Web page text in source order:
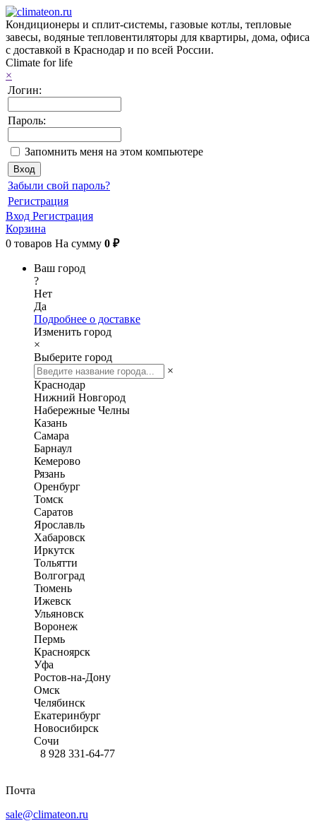
Кондиционеры и сплит-системы, газовые котлы, тепловые
завесы, водяные тепловентиляторы для квартиры, дома, офиса
с доставкой в Краснодар и по всей России.
Climate for life
×
Логин:
Пароль:
Запомнить меня на этом компьютере
Забыли свой пароль?
Регистрация
Вход Регистрация
Корзина
0 товаров На сумму 0 ₽
Ваш город
?
Нет
Да
Подробнее о доставке
Изменить город
×
Выберите город
×
Краснодар
Нижний Новгород
Набережные Челны
Казань
Самара
Барнаул
Кемерово
Рязань
Оренбург
Томск
Саратов
Ярославль
Хабаровск
Иркутск
Тольятти
Волгоград
Тюмень
Ижевск
Ульяновск
Воронеж
Пермь
Красноярск
Уфа
Ростов-на-Дону
Омск
Челябинск
Екатеринбург
Новосибирск
Сочи
8 928 331-64-77
Почта
sale@climateon.ru